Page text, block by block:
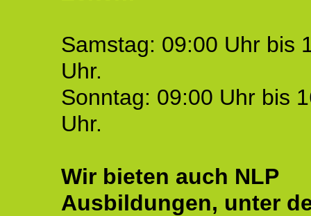
Samstag: 09:00 Uhr bis
Uhr.
Sonntag: 09:00 Uhr bis
Uhr.
Wir bieten auch NLP
Ausbildungen, unter